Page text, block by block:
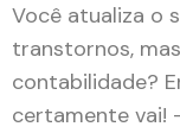
Você atualiza o
transtornos,
contabilidade?
certamente vai!